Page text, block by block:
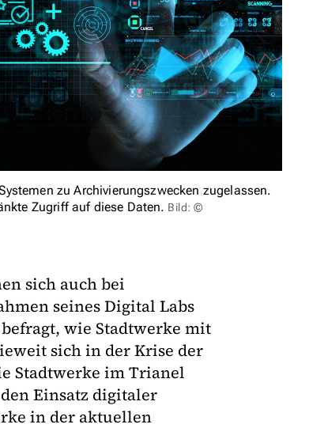
zu Archivierungszwecken zugelassen.
Zugriff auf diese Daten. Bild: ©
sich auch bei
seines Digital Labs
wie Stadtwerke mit
sich in der Krise der
Stadtwerke im Trianel
Einsatz digitaler
in der aktuellen